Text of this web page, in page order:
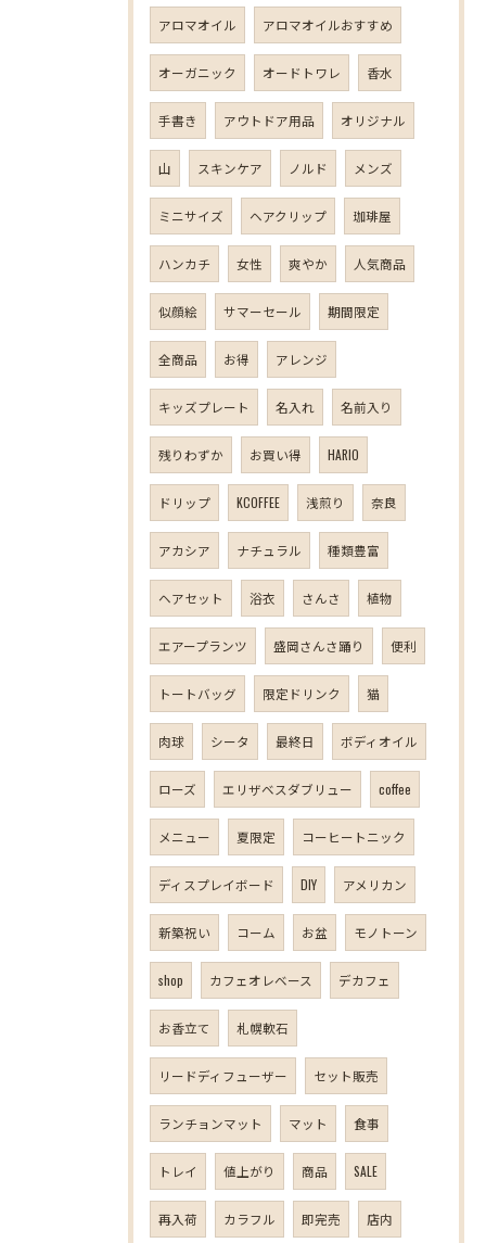
アロマオイル アロマオイルおすすめ
オーガニック オードトワレ 香水
手書き アウトドア用品 オリジナル
山 スキンケア ノルド メンズ
ミニサイズ ヘアクリップ 珈琲屋
ハンカチ 女性 爽やか 人気商品
似顔絵 サマーセール 期間限定
全商品 お得 アレンジ
キッズプレート 名入れ 名前入り
残りわずか お買い得 HARIO
ドリップ KCOFFEE 浅煎り 奈良
アカシア ナチュラル 種類豊富
ヘアセット 浴衣 さんさ 植物
エアープランツ 盛岡さんさ踊り 便利
トートバッグ 限定ドリンク 猫
肉球 シータ 最終日 ボディオイル
ローズ エリザベスダブリュー coffee
メニュー 夏限定 コーヒートニック
ディスプレイボード DIY アメリカン
新築祝い コーム お盆 モノトーン
shop カフェオレベース デカフェ
お香立て 札幌軟石
リードディフューザー セット販売
ランチョンマット マット 食事
トレイ 値上がり 商品 SALE
再入荷 カラフル 即完売 店内